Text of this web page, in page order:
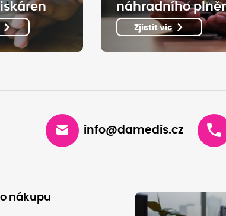
náhradního
Zjistit víc
info@damedis.cz
nákupu